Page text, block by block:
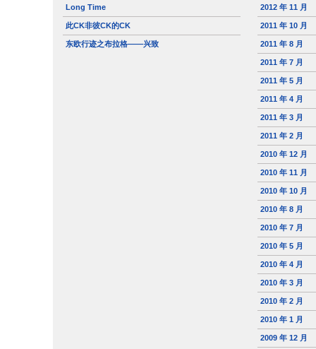
Long Time
此CK非彼CK的CK
东欧行迹之布拉格——兴致
2012 年 11 月
2011 年 10 月
2011 年 8 月
2011 年 7 月
2011 年 5 月
2011 年 4 月
2011 年 3 月
2011 年 2 月
2010 年 12 月
2010 年 11 月
2010 年 10 月
2010 年 8 月
2010 年 7 月
2010 年 5 月
2010 年 4 月
2010 年 3 月
2010 年 2 月
2010 年 1 月
2009 年 12 月